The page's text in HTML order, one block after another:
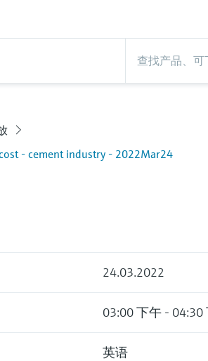
- cement industry - 2022Mar24
24.03.2022
03:00 下午 - 04:30
英语